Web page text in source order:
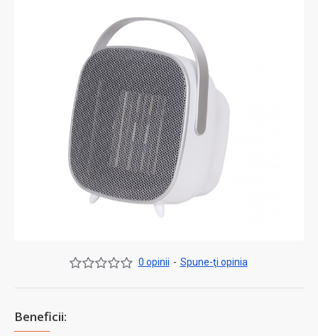
Beneficii:
0 opinii - Spune-ţi opinia